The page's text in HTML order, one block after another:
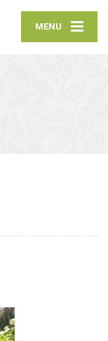
MENU